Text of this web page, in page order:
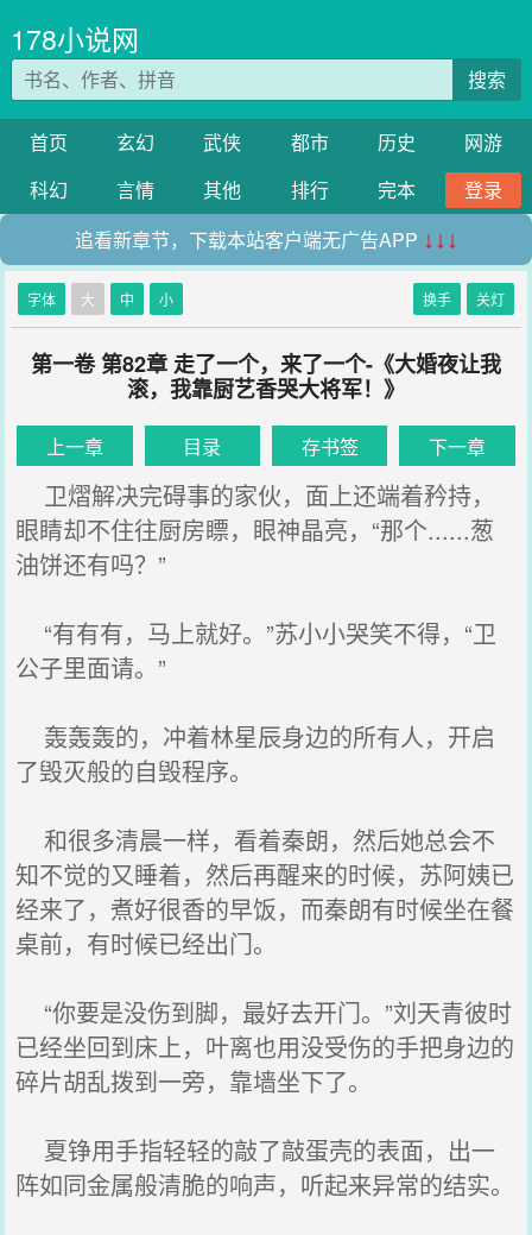
178小说网
搜索
首页 玄幻 武侠 都市 历史
网游
科幻
言情 其他 排行 完本
登录
追看新章节，下载本站客户端无广告APP ↓↓↓
字体 大 中 小 换手 关灯
第一卷 第82章 走了一个，来了一个-《大婚夜让我
滚，我靠厨艺香哭大将军！》
上一章 目录 存书签 下一章
卫熠解决完碍事的家伙，面上还端着矜持，
眼睛却不住往厨房瞟，眼神晶亮，“那个......葱
油饼还有吗？”
“有有有，马上就好。”苏小小哭笑不得，“卫
公子里面请。”
轰轰轰的，冲着林星辰身边的所有人，开启
了毁灭般的自毁程序。
和很多清晨一样，看着秦朗，然后她总会不
知不觉的又睡着，然后再醒来的时候，苏阿姨已
经来了，煮好很香的早饭，而秦朗有时候坐在餐
桌前，有时候已经出门。
“你要是没伤到脚，最好去开门。”刘天青彼时
已经坐回到床上，叶离也用没受伤的手把身边的
碎片胡乱拨到一旁，靠墙坐下了。
夏铮用手指轻轻的敲了敲蛋壳的表面，出一
阵如同金属般清脆的响声，听起来异常的结实。